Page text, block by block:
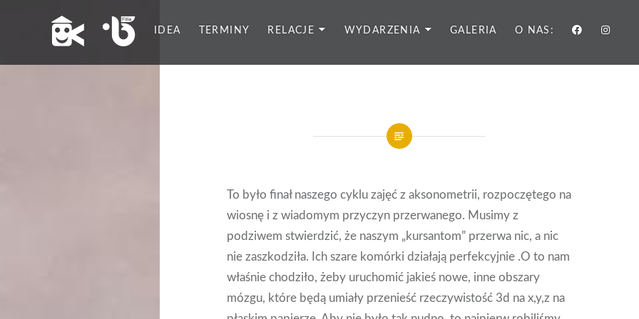
IDEA TERMINY RELACJE WYDARZENIA GALERIA O NAS:
To było finał naszego cyklu zajęć z aksonometrii, rozpoczętego na
wiosnę i z wiadomym przyczyn przerwanego. Musimy z
podziwem stwierdzić, że naszym „kursantom” przerwa nic, a nic
nie zaszkodziła. Ich szare komórki działają perfekcyjnie .O to nam
właśnie chodziło, żeby uruchomić jakieś nowe, inne obszary
mózgu, które będą umiały przenieść rzeczywistość 3d na x,y,z na